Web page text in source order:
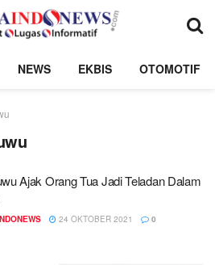
NEWS EKBIS OTOMOTIF
Ajak Orang Tua Jadi Teladan Dalam
24 OKTOBER 2021 0